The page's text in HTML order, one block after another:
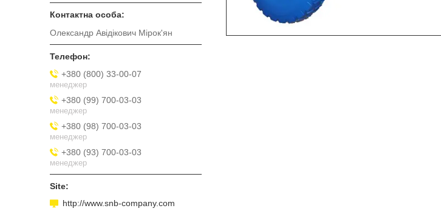
Олександр Авідікович Мірок'ян
+380 (800) 33-00-07
менеджер
+380 (99) 700-03-03
менеджер
+380 (98) 700-03-03
менеджер
+380 (93) 700-03-03
менеджер
http://www.snb-company.com